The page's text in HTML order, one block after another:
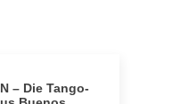
– Die Tango-